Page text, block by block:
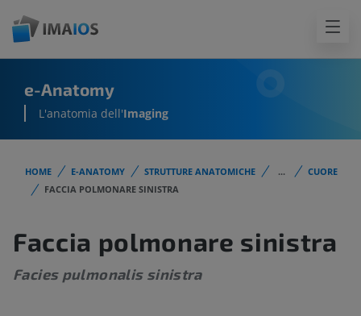
e-Anatomy
L'anatomia dell'Imaging
HOME E-ANATOMY STRUTTURE ANATOMICHE ...
CUORE
FACCIA POLMONARE SINISTRA
Faccia polmonare sinistra
Facies pulmonalis sinistra